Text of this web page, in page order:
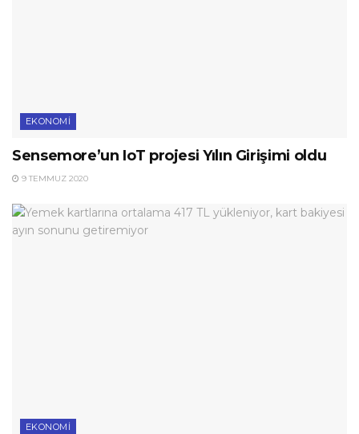
EKONOMI
Sensemore’un IoT projesi Yılın Girişimi oldu
9 TEMMUZ 2020
EKONOMI